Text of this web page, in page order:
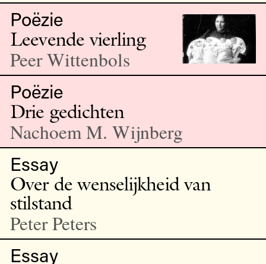
Poëzie
Leevende vierling
Peer Wittenbols
Poëzie
Drie gedichten
Nachoem M. Wijnberg
Essay
Over de wenselijkheid van
stilstand
Peter Peters
Essay